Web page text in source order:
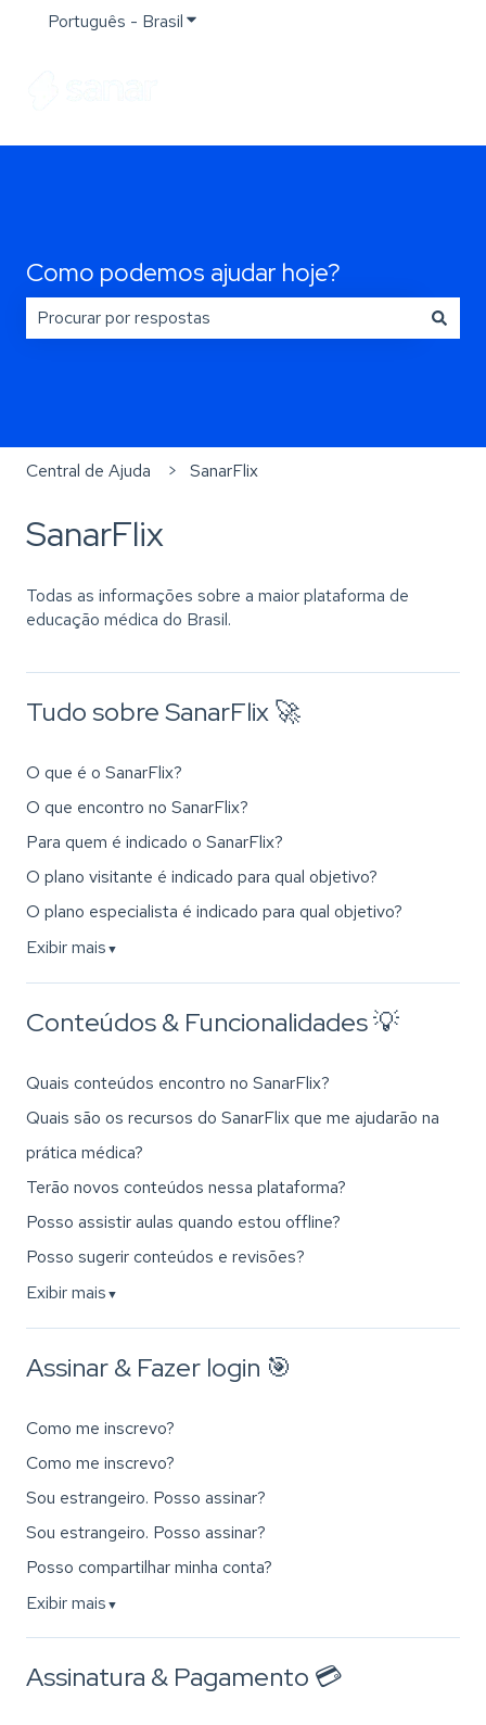
Português - BrasilMostrar submenu para traduções
Como podemos ajudar hoje?
Central de Ajuda SanarFlix
SanarFlix
Todas as informações sobre a maior plataforma de
educação médica do Brasil.
Tudo sobre SanarFlix 🚀
O que é o SanarFlix?
O que encontro no SanarFlix?
Para quem é indicado o SanarFlix?
O plano visitante é indicado para qual objetivo?
O plano especialista é indicado para qual objetivo?
Exibir mais ▼
Conteúdos & Funcionalidades 💡
Quais conteúdos encontro no SanarFlix?
Quais são os recursos do SanarFlix que me ajudarão na
prática médica?
Terão novos conteúdos nessa plataforma?
Posso assistir aulas quando estou offline?
Posso sugerir conteúdos e revisões?
Exibir mais ▼
Assinar & Fazer login 🎯
Como me inscrevo?
Como me inscrevo?
Sou estrangeiro. Posso assinar?
Sou estrangeiro. Posso assinar?
Posso compartilhar minha conta?
Exibir mais ▼
Assinatura & Pagamento 💳